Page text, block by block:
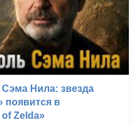
Нила: звезда
появится в
Zelda»